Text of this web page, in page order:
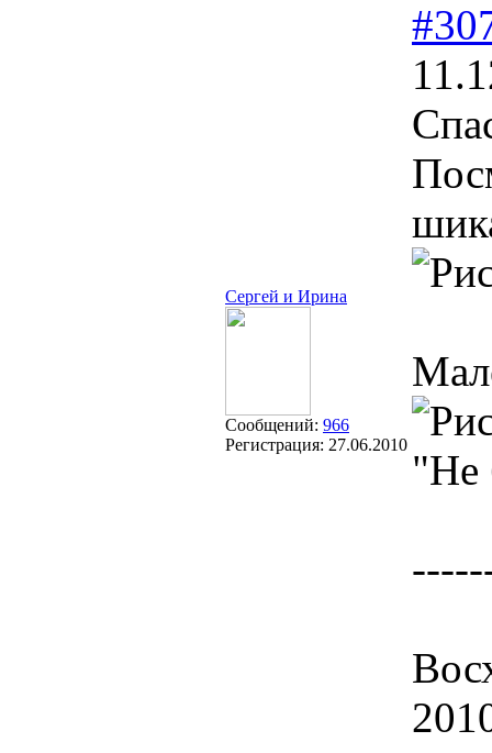
Сергей и Ирина
Сообщений: 966
Регистрация: 27.06.2010
"Не